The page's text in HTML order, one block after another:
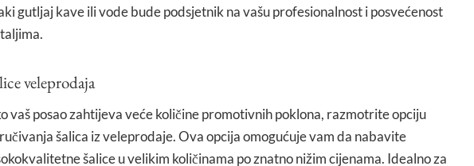
gutljaj kave ili vode bude podsjetnik na vašu profesionalnost i posvećenost
veleprodaja
vaš posao zahtijeva veće količine promotivnih poklona, razmotrite opciju
šalica iz veleprodaje. Ova opcija omogućuje vam da nabavite
šalice u velikim količinama po znatno nižim cijenama. Idealno za